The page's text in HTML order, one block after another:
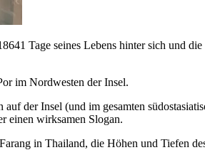
Tage seines Lebens hinter sich und
im Nordwesten der Insel.
der Insel (und im gesamten
einen wirksamen Slogan.
in Thailand, die Höhen und Tiefen